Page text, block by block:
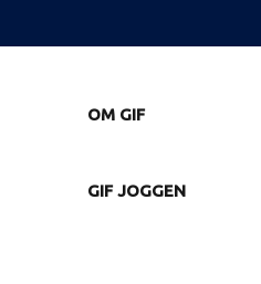
OM GIF
GIF JOGGEN